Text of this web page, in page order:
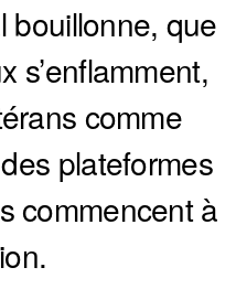
bouillonne, que
s’enflamment,
comme
plateformes
commencent à